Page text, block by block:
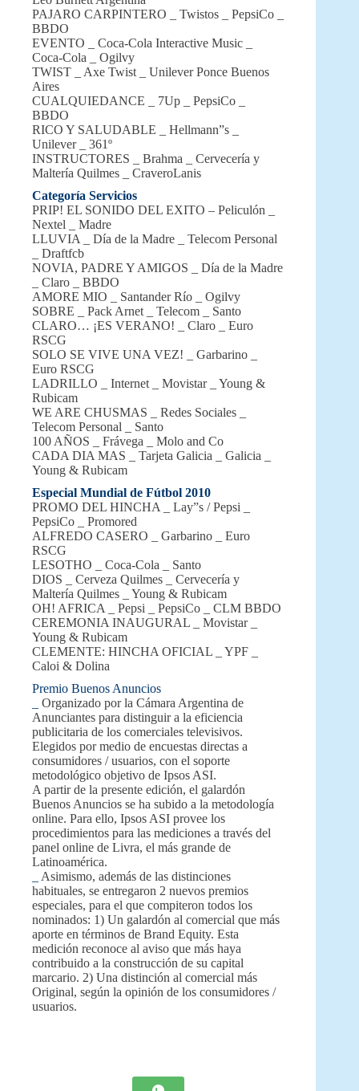
PAJARO CARPINTERO _ Twistos _ PepsiCo _
BBDO
EVENTO _ Coca-Cola Interactive Music _
Coca-Cola _ Ogilvy
TWIST _ Axe Twist _ Unilever Ponce Buenos
Aires
CUALQUIEDANCE _ 7Up _ PepsiCo _
BBDO
RICO Y SALUDABLE _ Hellmann”s _
Unilever _ 361º
INSTRUCTORES _ Brahma _ Cervecería y
Maltería Quilmes _ CraveroLanis
Categoría Servicios
PRIP! EL SONIDO DEL EXITO – Peliculón _
Nextel _ Madre
LLUVIA _ Día de la Madre _ Telecom Personal
_ Draftfcb
NOVIA, PADRE Y AMIGOS _ Día de la Madre
_ Claro _ BBDO
AMORE MIO _ Santander Río _ Ogilvy
SOBRE _ Pack Arnet _ Telecom _ Santo
CLARO… ¡ES VERANO! _ Claro _ Euro
RSCG
SOLO SE VIVE UNA VEZ! _ Garbarino _
Euro RSCG
LADRILLO _ Internet _ Movistar _ Young &
Rubicam
WE ARE CHUSMAS _ Redes Sociales _
Telecom Personal _ Santo
100 AÑOS _ Frávega _ Molo and Co
CADA DIA MAS _ Tarjeta Galicia _ Galicia _
Young & Rubicam
Especial Mundial de Fútbol 2010
PROMO DEL HINCHA _ Lay”s / Pepsi _
PepsiCo _ Promored
ALFREDO CASERO _ Garbarino _ Euro
RSCG
LESOTHO _ Coca-Cola _ Santo
DIOS _ Cerveza Quilmes _ Cervecería y
Maltería Quilmes _ Young & Rubicam
OH! AFRICA _ Pepsi _ PepsiCo _ CLM BBDO
CEREMONIA INAUGURAL _ Movistar _
Young & Rubicam
CLEMENTE: HINCHA OFICIAL _ YPF _
Caloi & Dolina
Premio Buenos Anuncios
Organizado por la Cámara Argentina de
Anunciantes para distinguir a la eficiencia
publicitaria de los comerciales televisivos.
Elegidos por medio de encuestas directas a
consumidores / usuarios, con el soporte
metodológico objetivo de Ipsos ASI.
A partir de la presente edición, el galardón
Buenos Anuncios se ha subido a la metodología
online. Para ello, Ipsos ASI provee los
procedimientos para las mediciones a través del
panel online de Livra, el más grande de
Latinoamérica.
Asimismo, además de las distinciones
habituales, se entregaron 2 nuevos premios
especiales, para el que compiteron todos los
nominados: 1) Un galardón al comercial que más
aporte en términos de Brand Equity. Esta
medición reconoce al aviso que más haya
contribuido a la construcción de su capital
marcario. 2) Una distinción al comercial más
Original, según la opinión de los consumidores /
usuarios.